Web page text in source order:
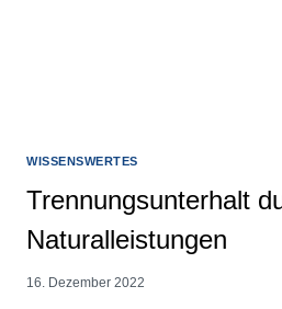
WISSENSWERTES
Trennungsunterhalt
Naturalleistungen
16. Dezember 2022